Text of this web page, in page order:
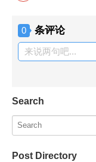
0 条评论
来说两句吧...
Search
Post Directory